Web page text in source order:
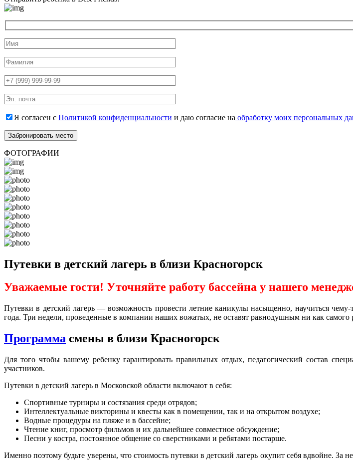
Я согласен с Политикой конфиденциальности и даю согласие на обработку моих персональных
ФОТОГРАФИИ
Путевки в детский лагерь в близи Красногорск
Уважаемые гости! Уточняйте работу бассейна у нашего
Путевки в детский лагерь — возможность провести летние каникулы насыщенно, научиться
года. Три недели, проведенные в компании наших вожатых, не оставят равнодушным ни как самого
Программа смены в близи Красногорск
Для того чтобы вашему ребенку гарантировать правильных отдых, педагогический состав
участников.
Путевки в детский лагерь в Московской области включают в себя:
Спортивные турниры и состязания среди отрядов;
Интеллектуальные викторины и квесты как в помещении, так и на открытом воздухе;
Водные процедуры на пляже и в бассейне;
Чтение книг, просмотр фильмов и их дальнейшее совместное обсуждение;
Песни у костра, постоянное общение со сверстниками и ребятами постарше.
Именно поэтому будьте уверены, что стоимость путевки в детский лагерь окупит себя вдвойне.